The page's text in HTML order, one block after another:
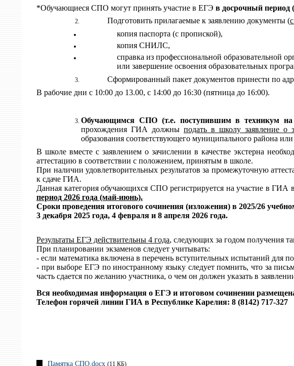
*Обучающиеся СПО могут принять участие в ЕГЭ в досрочный период (
Подготовить прилагаемые к заявлению документы (
копия паспорта (с пропиской),
копия СНИЛС,
справка из профессиональной образовательной
или завершение освоения образовательных
Сформированный пакет документов принести по
В рабочие дни с 10:00 до 13.00, с 14:00 до 16:30 (пятница до 16:00).
Обучающимся СПО (т.е. поступившим в техникумна
прохождения ГИА должны подать в школу заявление о
образования соответствующего муниципального района или
В школе вместе с заявлением о зачислении в качестве экстерна
аттестацию в соответствии с положением, принятым в школе.
При наличии удовлетворительных результатов за промежуточную
к сдаче ГИА.
Данная категория обучающихся СПО регистрируется на участие в
период 2026 года (май-июнь).
Сроки проведения итогового сочинения (изложения) в 2025/26
3 декабря 2025 года, 4 февраля и 8 апреля 2026 года.
Результаты ЕГЭ действительны 4 года, следующих за годом получения
При планировании экзаменов следует учитывать:
- если математика включена в перечень вступительных испытаний для
- при выборе ЕГЭ по иностранному языку следует помнить, что за
часть сдается по желанию участника, о чем он должен указать в
Вся необходимая информация о ЕГЭ и итоговом сочинении
Телефон горячей линии ГИА в Республике Карелия: 8 (8142) 717-327
Памятка СПО.docx (11 КБ)